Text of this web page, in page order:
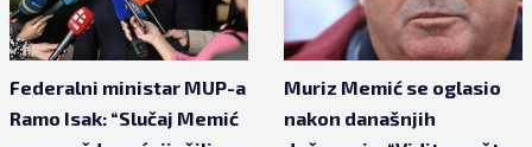
Federalni ministar MUP-a
Ramo Isak: “Slučaj Memić
Muriz Memić se oglasio
nakon današnjih